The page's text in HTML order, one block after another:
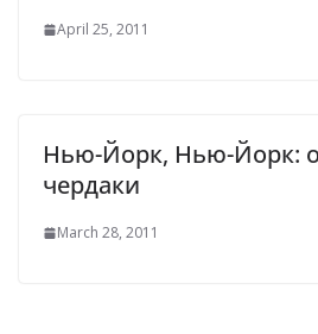
April 25, 2011
Нью-Йорк, Нью-Йорк:
чердаки
March 28, 2011